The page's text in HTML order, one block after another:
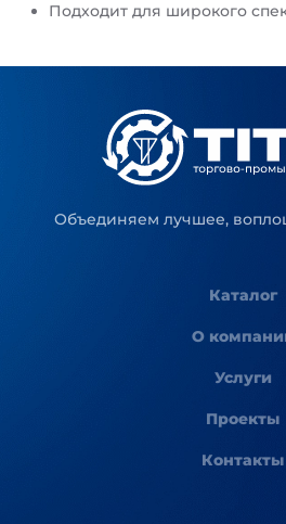
Подходит для широкого
Объединяем лучшее,
Каталог
О
Услуги
Проекты
Контакты